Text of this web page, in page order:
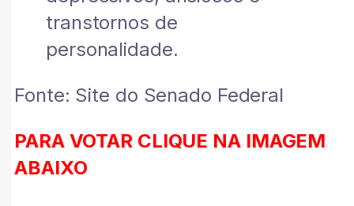
transtornos de
personalidade.
Fonte: Site do Senado Federal
PARA VOTAR CLIQUE NA IMAGEM
ABAIXO